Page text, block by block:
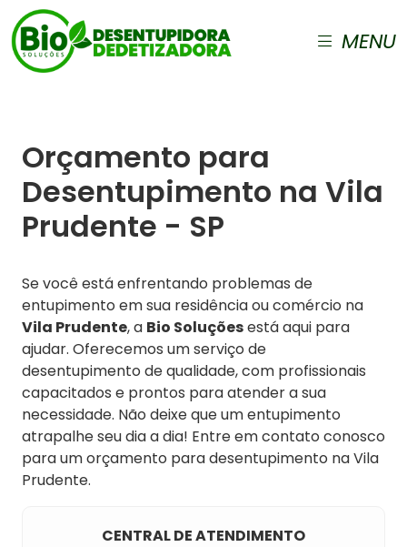
MENU
Orçamento para
Desentupimento na Vila
Prudente - SP
Se você está enfrentando problemas de
entupimento em sua residência ou comércio na
Vila Prudente, a Bio Soluçõesestá aqui para
ajudar. Oferecemos um serviço de
desentupimento de qualidade, com profissionais
capacitados e prontos para atender a sua
necessidade. Não deixe que um entupimento
atrapalhe seu dia a dia! Entre em contato conosco
para um orçamento para desentupimento na Vila
Prudente.
CENTRAL DE ATENDIMENTO